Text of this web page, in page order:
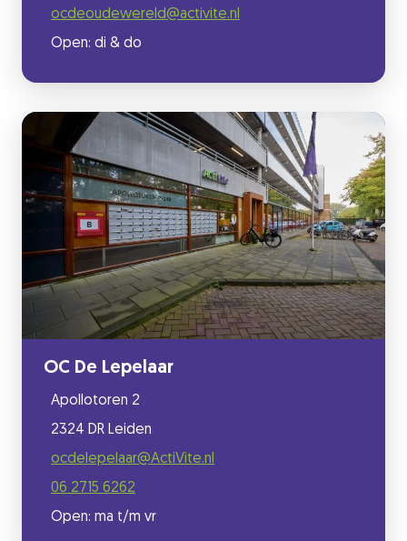
ocdeoudewereld@activite.nl
Open: di & do
OC De Lepelaar
Apollotoren 2
2324 DR Leiden
ocdelepelaar@ActiVite.nl
06 2715 6262
Open: ma t/m vr